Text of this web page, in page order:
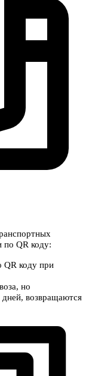
по QR коду:
QR коду при
но
дней, возвращаются